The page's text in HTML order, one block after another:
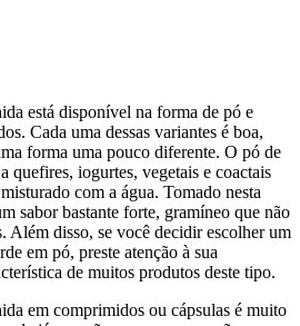
está disponível na forma de pó e
Cada uma dessas variantes é boa,
forma uma pouco diferente. O pó de
quefires, iogurtes, vegetais e coactais
com a água. Tomado nesta
sabor bastante forte, gramíneo que não
Além disso, se você decidir escolher um
em pó, preste atenção à sua
de muitos produtos deste tipo.
em comprimidos ou cápsulas é muito